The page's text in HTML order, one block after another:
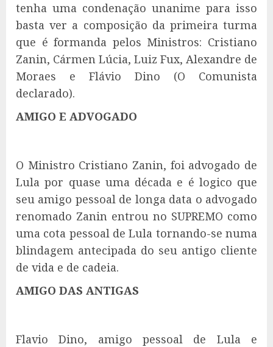
tenha uma condenação unanime para isso
basta ver a composição da primeira turma
que é formanda pelos Ministros: Cristiano
Zanin, Cármen Lúcia, Luiz Fux, Alexandre de
Moraes e Flávio Dino (O Comunista
declarado).
AMIGO E ADVOGADO
O Ministro Cristiano Zanin, foi advogado de
Lula por quase uma década e é logico que
seu amigo pessoal de longa data o advogado
renomado Zanin entrou no SUPREMO como
uma cota pessoal de Lula tornando-se numa
blindagem antecipada do seu antigo cliente
de vida e de cadeia.
AMIGO DAS ANTIGAS
Flavio Dino, amigo pessoal de Lula e